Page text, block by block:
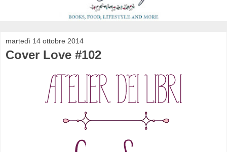
martedì 14 ottobre 2014
Cover Love #102